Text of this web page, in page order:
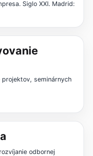
Siglo XXI. Madrid:
seminárnych
odbornej